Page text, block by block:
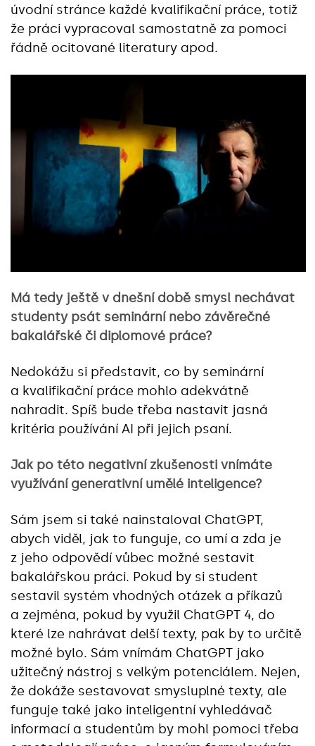
úvodní stránce každé kvalifikační práce, totiž
že práci vypracoval samostatně za pomoci
řádně ocitované literatury apod.
Má tedy ještě v dnešní době smysl nechávat
studenty psát seminární nebo závěrečné
bakalářské či diplomové práce?
Nedokážu si představit, co by seminární
a kvalifikační práce mohlo adekvátně
nahradit. Spíš bude třeba nastavit jasná
kritéria používání AI při jejich psaní.
Jak po této negativní zkušenosti vnímáte
využívání generativní umělé inteligence?
Sám jsem si také nainstaloval ChatGPT,
abych viděl, jak to funguje, co umí a zda je
z jeho odpovědí vůbec možné sestavit
bakalářskou práci. Pokud by si student
sestavil systém vhodných otázek a příkazů
a zejména, pokud by využil ChatGPT 4, do
které lze nahrávat delší texty, pak by to určitě
možné bylo. Sám vnímám ChatGPT jako
užitečný nástroj s velkým potenciálem. Nejen,
že dokáže sestavovat smysluplné texty, ale
funguje také jako inteligentní vyhledávač
informací a studentům by mohl pomoci třeba